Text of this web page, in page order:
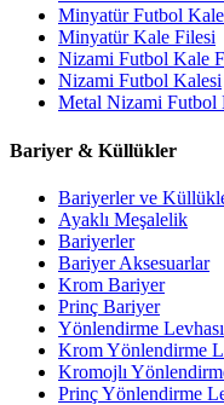
Minyatür Futbol
Minyatür Kale Filesi
Nizami Futbol Kale
Nizami Futbol Kalesi
Metal Nizami Futbol
Bariyer & Küllükler
Bariyerler ve
Ayaklı Meşalelik
Bariyerler
Bariyer Aksesuarlar
Krom Bariyer
Prinç Bariyer
Yönlendirme Levhası
Krom Yönlendirme
Kromojlı
Prinç Yönlendirme